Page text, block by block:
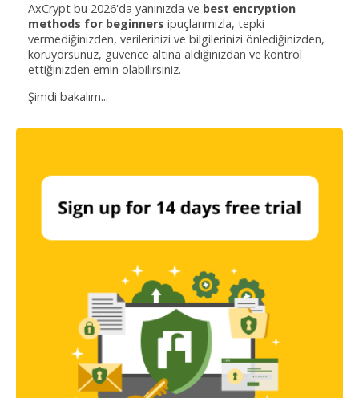
AxCrypt bu 2026'da yanınızda ve best encryption
methods for beginners ipuçlarımızla, tepki
vermediğinizden, verilerinizi ve bilgilerinizi önlediğinizden,
koruyorsunuz, güvence altına aldığınızdan ve kontrol
ettiğinizden emin olabilirsiniz.
Şimdi bakalım...